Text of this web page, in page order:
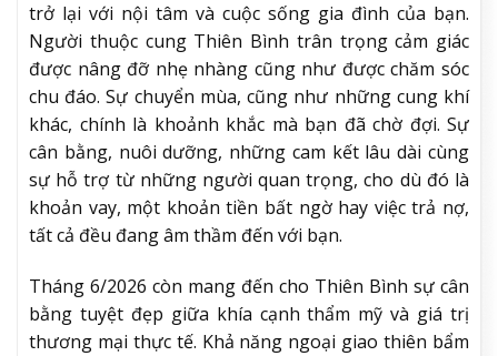
trở lại với nội tâm và cuộc sống gia đình của bạn.
Người thuộc cung Thiên Bình trân trọng cảm giác
được nâng đỡ nhẹ nhàng cũng như được chăm sóc
chu đáo. Sự chuyển mùa, cũng như những cung khí
khác, chính là khoảnh khắc mà bạn đã chờ đợi. Sự
cân bằng, nuôi dưỡng, những cam kết lâu dài cùng
sự hỗ trợ từ những người quan trọng, cho dù đó là
khoản vay, một khoản tiền bất ngờ hay việc trả nợ,
tất cả đều đang âm thầm đến với bạn.
Tháng 6/2026 còn mang đến cho Thiên Bình sự cân
bằng tuyệt đẹp giữa khía cạnh thẩm mỹ và giá trị
thương mại thực tế. Khả năng ngoại giao thiên bẩm